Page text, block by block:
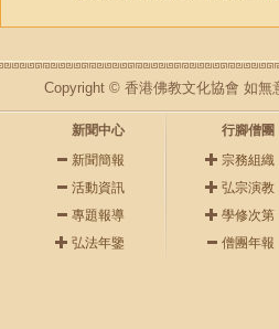
Copyright © 香港佛教文化協會 如無
新聞中心
新聞簡報
活動資訊
專題報導
弘法年鑒
行腳僧團
宗務組織
弘宗演教
學修次第
僧團年報